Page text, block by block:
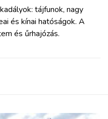
tájfunok, nagy
és kínai hatóságok. A
és űrhajózás.